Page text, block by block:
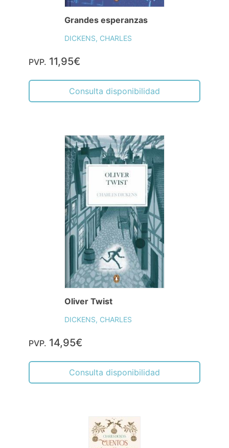
Grandes esperanzas
DICKENS, CHARLES
PVP. 11,95€
Consulta disponibilidad
Oliver Twist
DICKENS, CHARLES
PVP. 14,95€
Consulta disponibilidad